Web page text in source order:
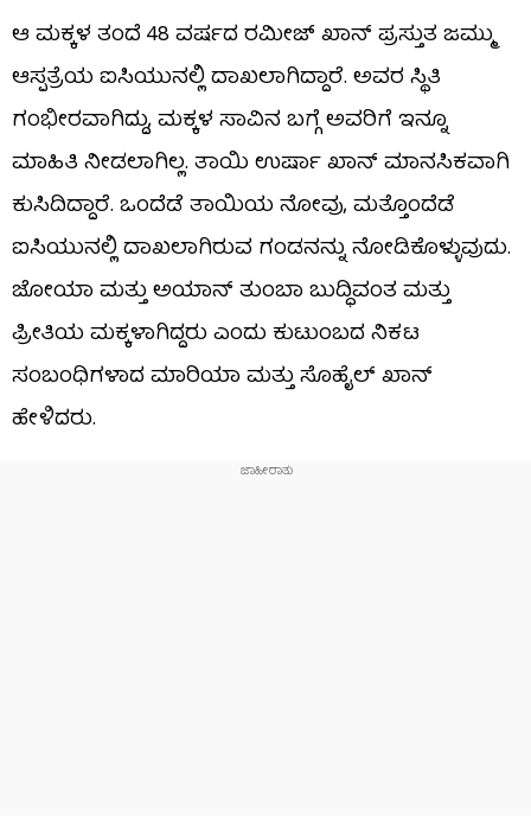
ಆ ಮಕ್ಕಳ ತಂದೆ 48 ವರ್ಷದ ರಮೀಜ್ ಖಾನ್ ಪ್ರಸ್ತುತ ಜಮ್ಮು
ಆಸ್ಪತ್ರೆಯ ಐಸಿಯುನಲ್ಲಿ ದಾಖಲಾಗಿದ್ದಾರೆ. ಅವರ ಸ್ಥಿತಿ
ಗಂಭೀರವಾಗಿದ್ದು, ಮಕ್ಕಳ ಸಾವಿನ ಬಗ್ಗೆ ಅವರಿಗೆ ಇನ್ನೂ
ಮಾಹಿತಿ ನೀಡಲಾಗಿಲ್ಲ. ತಾಯಿ ಉರ್ಷಾ ಖಾನ್ ಮಾನಸಿಕವಾಗಿ
ಕುಸಿದಿದ್ದಾರೆ. ಒಂದೆಡೆ ತಾಯಿಯ ನೋವು, ಮತ್ತೊಂದೆಡೆ
ಐಸಿಯುನಲ್ಲಿ ದಾಖಲಾಗಿರುವ ಗಂಡನನ್ನು ನೋಡಿಕೊಳ್ಳುವುದು.
ಜೋಯಾ ಮತ್ತು ಅಯಾನ್ ತುಂಬಾ ಬುದ್ಧಿವಂತ ಮತ್ತು
ಪ್ರೀತಿಯ ಮಕ್ಕಳಾಗಿದ್ದರು ಎಂದು ಕುಟುಂಬದ ನಿಕಟ
ಸಂಬಂಧಿಗಳಾದ ಮಾರಿಯಾ ಮತ್ತು ಸೊಹೈಲ್ ಖಾನ್
ಹೇಳಿದರು.